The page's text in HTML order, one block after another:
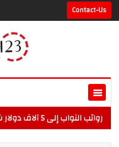
Contact-Us
رواتب النواب إلى 5 آلاف دولار شهرياً... فكيف أقرّت الزيادة؟